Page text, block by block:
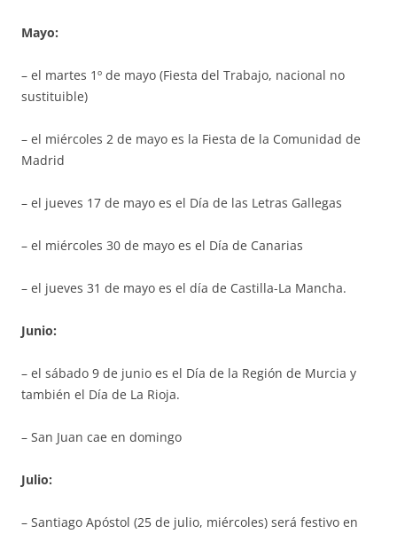
Mayo:
– el martes 1º de mayo (Fiesta del Trabajo, nacional no
sustituible)
– el miércoles 2 de mayo es la Fiesta de la Comunidad de
Madrid
– el jueves 17 de mayo es el Día de las Letras Gallegas
– el miércoles 30 de mayo es el Día de Canarias
– el jueves 31 de mayo es el día de Castilla-La Mancha.
Junio:
– el sábado 9 de junio es el Día de la Región de Murcia y
también el Día de La Rioja.
– San Juan cae en domingo
Julio:
– Santiago Apóstol (25 de julio, miércoles) será festivo en